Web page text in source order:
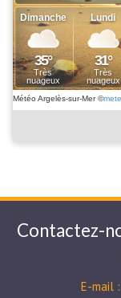
Météo Argelès-sur-Mer©
Contactez-
E-mail :